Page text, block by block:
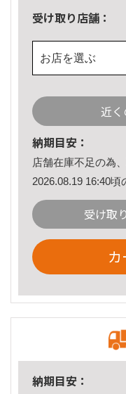
受け取り店舗：
お店を選ぶ
近
納期目安：
店舗在庫不足の為
2026.08.19 16:40頃
受け取
納期目安：